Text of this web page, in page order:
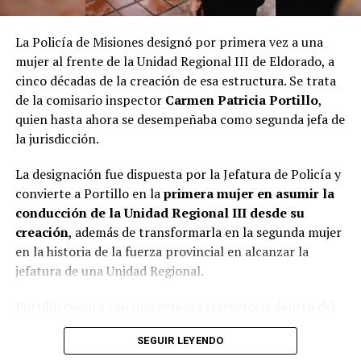
soledad, con dificultades económicas y apremiada por
abandono de persona y el fiscal de juicio,Vladimir Antonio
Glinka , adelantó que contempla la posibilidad de ampliar la
acusación ahomicidio calificado por el vínculo en su
modalidad por omisiónal considerar que la mujer pudo haber
dejado de alimentar a Belén en forma deliberada para dejarla
morir.
La mujer llegó a esta instancia en libertad y bajo la
representación del defensor oficialMiguel Ángel Varela
aunque dependiendo de la acusación final que eventualmente
reciba hasta podría ser condenada a prisión perpetua. Eso lo
decidirá, a su debido tiempo, el tribunal presidido por el
magistradoGustavo Berniee integrado por sus pares
La Policía de Misiones designó por primera vez a una
mujer al frente de la Unidad Regional III de Eldorado, a
cinco décadas de la creación de esa estructura. Se trata
de la comisario inspector Carmen Patricia Portillo,
quien hasta ahora se desempeñaba como segunda jefa de
la jurisdicción.
La designación fue dispuesta por la Jefatura de Policía y
convierte a Portillo en laprimera mujer en asumir la
conducción de la Unidad Regional III desde su
creación, además de transformarla en la segunda mujer
en la historia de la fuerza provincial en alcanzar la
jefatura de una Unidad Regional.
escalafón Seguridad y desarrolló buena parte de su
carrera en el norte de la provincia, donde ocupó
SEGUIR LEYENDO